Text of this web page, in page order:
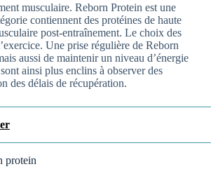
musculaire. Reborn Protein est une
contiennent des protéines de haute
post-entraînement. Le choix des
Une prise régulière de Reborn
aussi de maintenir un niveau d’énergie
ainsi plus enclins à observer des
des délais de récupération.
protein